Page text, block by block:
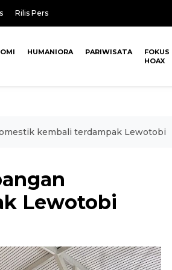
Rilis Pers
HUMANIORA PARIWISATA
FOKUS
HOAX
kembali terdampak Lewotobi
Lewotobi